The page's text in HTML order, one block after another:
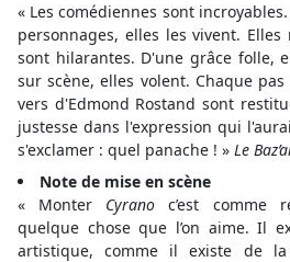
« Les comédiennes sont
personnages, elles les vivent.
sont hilarantes. D'une grâce folle,
sur scène, elles volent. Chaque
vers d'Edmond Rostand sont
justesse dans l'expression qui
s'exclamer : quel panache ! » Le
Note de mise en scène
« Monter Cyranoc’est comme
quelque chose que l’on aime. Il
artistique, comme il existe de